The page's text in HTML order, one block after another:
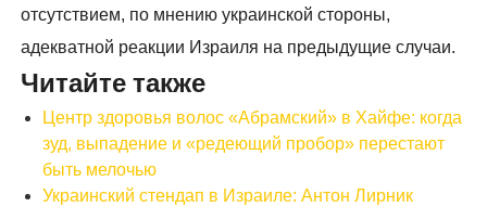
отсутствием, по мнению украинской стороны,
адекватной реакции Израиля на предыдущие случаи.
Читайте также
Центр здоровья волос «Абрaмский» в Хайфе: когда
зуд, выпадение и «редеющий пробор» перестают
быть мелочью
Украинский стендап в Израиле: Антон Лирник